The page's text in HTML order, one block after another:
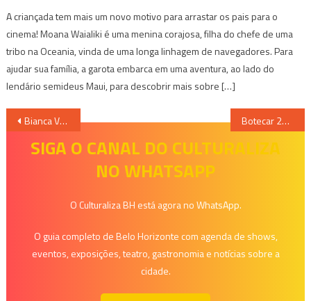
A criançada tem mais um novo motivo para arrastar os pais para o
cinema! Moana Waialiki é uma menina corajosa, filha do chefe de uma
tribo na Oceania, vinda de uma longa linhagem de navegadores. Para
ajudar sua família, a garota embarca em uma aventura, ao lado do
lendário semideus Maui, para descobrir mais sobre […]
Navegação
Bianca Vale: De Modelo Vencedora do Câncer a Mãe, Influenciadora e CEO de Sucesso Botecar 2024 valoriza cultura de botecos locais em Belo Horizonte
SIGA O CANAL DO CULTURALIZA
NO WHATSAPP
O Culturaliza BH está agora no WhatsApp.
O guia completo de Belo Horizonte com agenda de shows,
eventos, exposições, teatro, gastronomia e notícias sobre a
cidade.